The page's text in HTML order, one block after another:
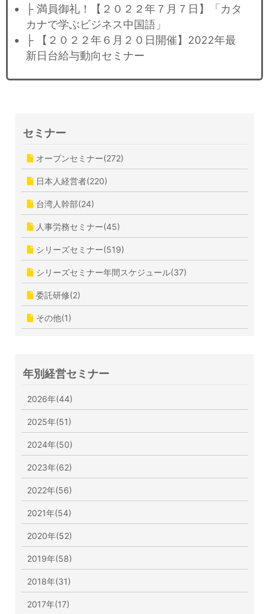
├ 満員御礼！【２０２２年７月７日】「カタ
カナで学ぶビジネス中国語」
├ 【２０２２年６月２０日開催】2022年最
新日台給与動向セミナー
セミナー
オープンセミナー(272)
日本人経営者(220)
台湾人幹部(24)
人事労務セミナー(45)
シリーズセミナー(519)
シリーズセミナー年間スケジュール(37)
委託研修(2)
その他(1)
年別経営セミナー
2026年(44)
2025年(51)
2024年(50)
2023年(62)
2022年(56)
2021年(54)
2020年(52)
2019年(58)
2018年(31)
2017年(17)